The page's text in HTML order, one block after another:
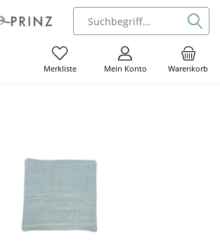
Warenkorb
Mein Konto
Merkliste